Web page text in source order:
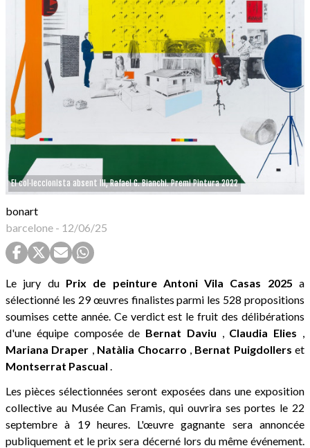
El col·leccionista absent III, Rafael G. Bianchi. Premi Pintura 2022
bonart
barcelone - 12/06/25
Le jury du Prix de peinture Antoni Vila Casas 2025 a
sélectionné les 29 œuvres finalistes parmi les 528 propositions
soumises cette année. Ce verdict est le fruit des délibérations
d'une équipe composée de Bernat Daviu Claudia Elies
Mariana Draper Natàlia Chocarro Bernat Puigdollers et
Montserrat Pascual
Les pièces sélectionnées seront exposées dans une exposition
collective au Musée Can Framis, qui ouvrira ses portes le 22
septembre à 19 heures. L'œuvre gagnante sera annoncée
publiquement et le prix sera décerné lors du même événement.